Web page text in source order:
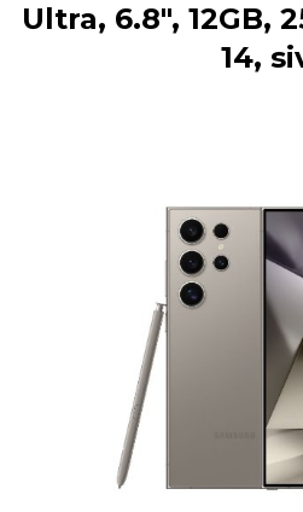
Ultra, 6.8", 12GB,
14,